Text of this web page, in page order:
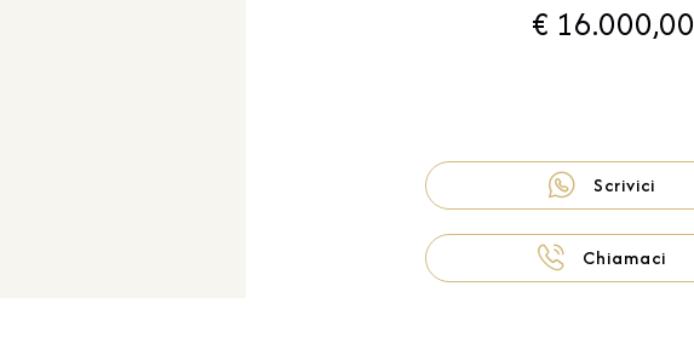
€ 16.000,00
Scrivici
Chiamaci